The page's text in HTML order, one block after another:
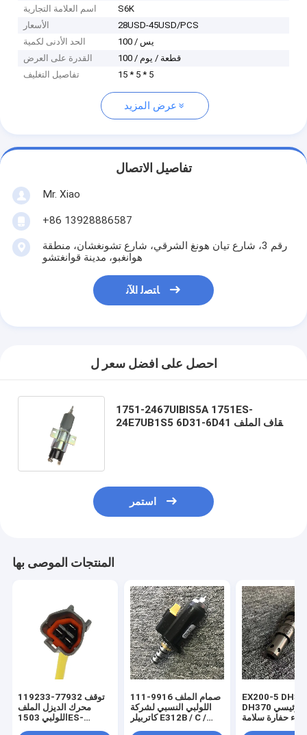
اسم العلامة التجارية
S6K
الأسعار
28USD-45USD/PCS
الحد الأدنى لكمية
100 / يس
القدرة على العرض
100 / قطعة / يوم
تفاصيل التغليف
15 * 5 * 5
عرض المزيد
تفاصيل الاتصال
Mr. Xiao
+86 13928886587
رقم 3، شارع تيان هونغ الشرقي، شارع تشونغشان، منطقة
هوانغبو، مدينة قوانغتشو
ﺎﺘﺼﻟ ﺍﻶﻧ
احصل على افضل سعر ل
1751-2467UIBIS5A 1751ES-
24E7UB1S5 6D31-6D41 إيقاف الملف
استمر
المنتجات الموصى بها
119233-77932 توقف
محرك الديزل الملف
اللولبي 1503ES-
111-9916 صمام الملف
اللولبي النسبي لشركة
كاتربيلر E312B / C /
EX200-5
DH370 الموزع الرئيسي
حفارة سلامة